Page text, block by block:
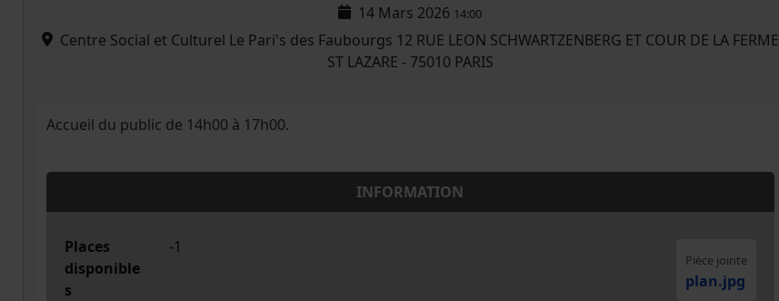
14 Mars 2026 14:00
Centre Social et Culturel Le Pari's des Faubourgs 12 RUE LEON SCHWARTZENBERG ET COUR DE LA FERME
ST LAZARE - 75010 PARIS
Accueil du public de 14h00 à 17h00.
INFORMATION
Pièce jointe
plan.jpg
Places
disponible
s
-1